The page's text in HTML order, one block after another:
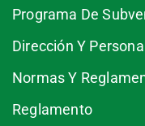
Programa De
Dirección Y
Normas Y
Reglamento